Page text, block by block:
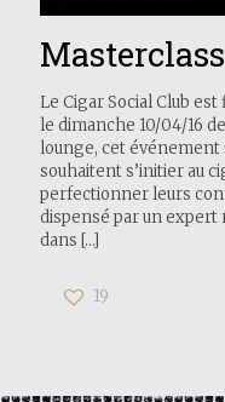
Le Cigar Social Club
le dimanche 10/04/16
lounge, cet événement
souhaitent s’initier au
perfectionner leurs
dispensé par un expert
dans […]
19